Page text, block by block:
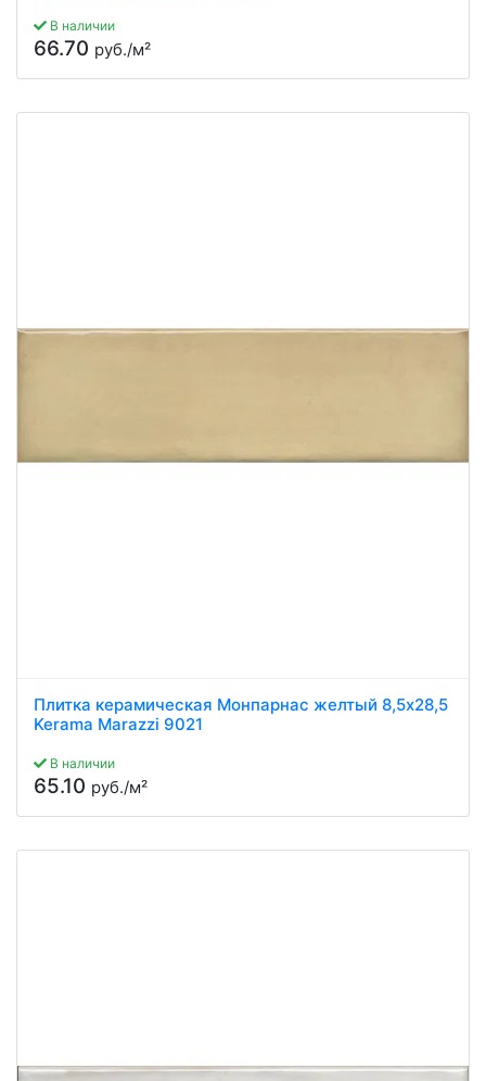
В наличии
66.70 руб./м²
Плитка керамическая Монпарнас желтый 8,5x28,5
Kerama Marazzi 9021
В наличии
65.10 руб./м²